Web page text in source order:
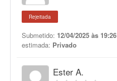
Rejeitada
Submetido: 12/04/2025 às 19:26
estimada: Privado
Ester A.